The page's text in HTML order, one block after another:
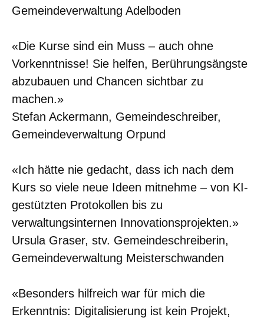
Gemeindeverwaltung Adelboden
«Die Kurse sind ein Muss – auch ohne
Vorkenntnisse! Sie helfen, Berührungsängste
abzubauen und Chancen sichtbar zu
machen.»
Stefan Ackermann, Gemeindeschreiber,
Gemeindeverwaltung Orpund
«Ich hätte nie gedacht, dass ich nach dem
Kurs so viele neue Ideen mitnehme – von KI-
gestützten Protokollen bis zu
verwaltungsinternen Innovationsprojekten.»
Ursula Graser, stv. Gemeindeschreiberin,
Gemeindeverwaltung Meisterschwanden
«Besonders hilfreich war für mich die
Erkenntnis: Digitalisierung ist kein Projekt,